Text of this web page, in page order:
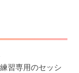
習専用のセッシ